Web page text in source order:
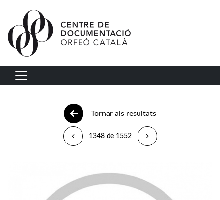
Vés al contingut
Navegació principal
Tornar als resultats
1348 de 1552